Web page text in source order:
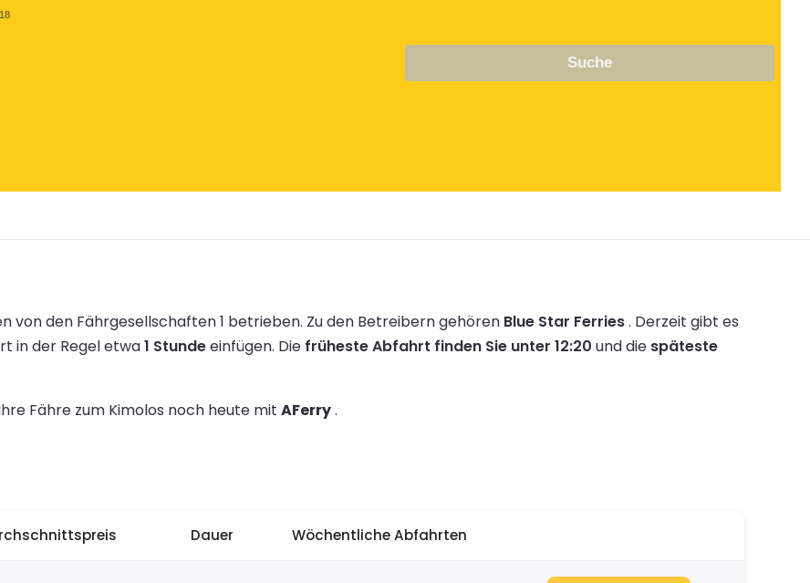
Suche
von den Fährgesellschaften 1 betrieben. Zu den Betreibern gehören Blue Star Ferries. Derzeit gibt es
in der Regel etwa1 Stundeeinfügen. Die früheste Abfahrt finden Sie unter 12:20 und die späteste
Fähre zum Kimolos noch heute mit AFerry.
Dauer Wöchentliche Abfahrten